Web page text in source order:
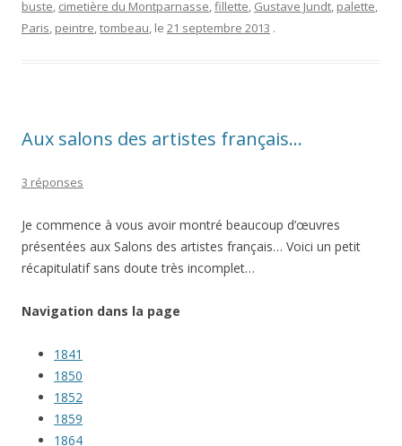
buste, cimetière du Montparnasse,fillette, Gustave Jundt, palette,
Paris, peintre,tombeau, le 21 septembre 2013 .
Aux salons des artistes français…
3 réponses
Je commence à vous avoir montré beaucoup d’œuvres
présentées aux Salons des artistes français… Voici un petit
récapitulatif sans doute très incomplet…
Navigation dans la page
1841
1850
1852
1859
1864